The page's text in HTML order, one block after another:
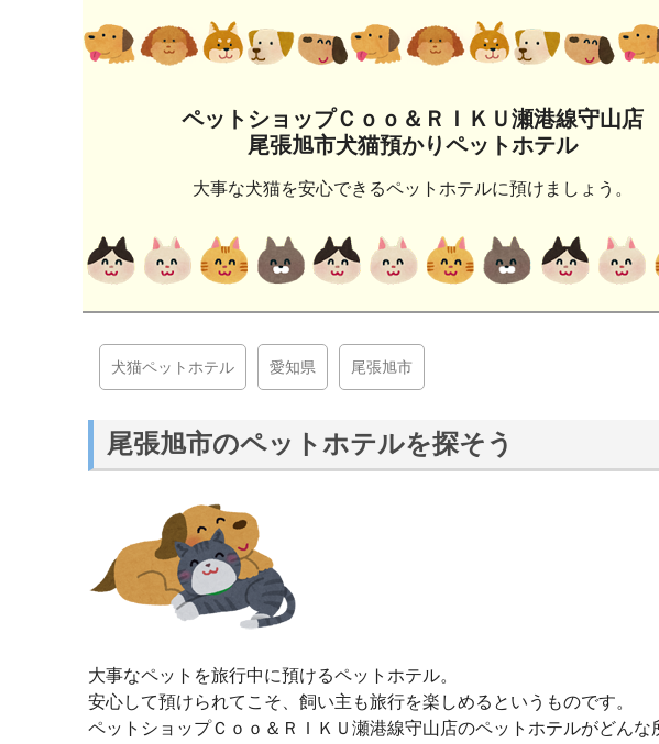
ペットショップＣｏｏ＆ＲＩＫＵ瀬港線守山店
尾張旭市犬猫預かりペットホテル
大事な犬猫を安心できるペットホテルに預けましょう。
犬猫ペットホテル 愛知県 尾張旭市
尾張旭市のペットホテルを探そう
大事なペットを旅行中に預けるペットホテル。
安心して預けられてこそ、飼い主も旅行を楽しめるというものです。
ペットショップＣｏｏ＆ＲＩＫＵ瀬港線守山店のペットホテルがどんな